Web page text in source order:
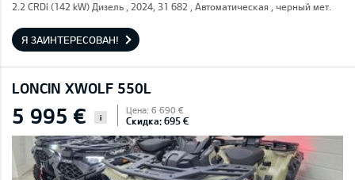
2.2 CRDi (142 kW) Дизель , 2024, 31 682 , Автоматическая , черный мет.
Я ЗАИНТЕРЕСОВАН!
LONCIN XWOLF 550L
5 995 € i
Цена: 6 690 €
Скидка: 695 €